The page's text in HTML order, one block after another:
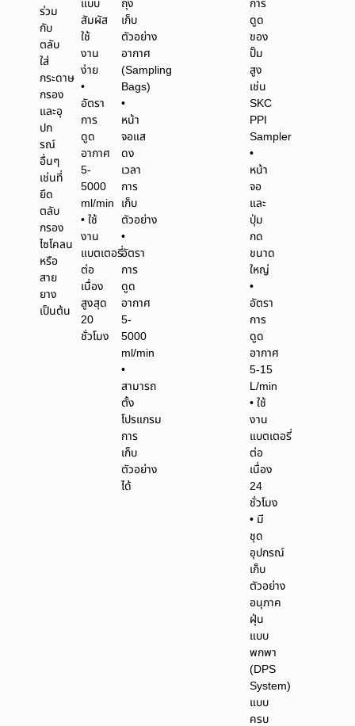
ร่วม
กับ
ตลับ
ใส่
กระดาษ
กรอง
และอุ
ปก
รณ์
อื่นๆ
เช่นที่
ยึด
ตลับ
กรอง
ไซโคลน
หรือ
สาย
ยาง
เป็นต้น
แบบ
สัมผัส
ใช้
งาน
ง่าย
•
อัตรา
การ
ดูด
อากาศ
5-
5000
ml/min
• ใช้
งาน
แบตเตอรี่
ต่อ
เนื่อง
สูงสุด
20
ชั่วโมง
ถุง
เก็บ
ตัวอย่าง
อากาศ
(Sampling
Bags)
•
หน้า
จอแส
ดง
เวลา
การ
เก็บ
ตัวอย่าง
•
อัตรา
การ
ดูด
อากาศ
5-
5000
ml/min
•
สามารถ
ตั้ง
โปรแกรม
การ
เก็บ
ตัวอย่าง
ได้
การ
ดูด
ของ
ปั๊ม
สูง
เช่น
SKC
PPI
Sampler
•
หน้า
จอ
และ
ปุ่ม
กด
ขนาด
ใหญ่
•
อัตรา
การ
ดูด
อากาศ
5-15
L/min
• ใช้
งาน
แบตเตอรี่
ต่อ
เนื่อง
24
ชั่วโมง
• มี
ชุด
อุปกรณ์
เก็บ
ตัวอย่าง
อนุภาค
ฝุ่น
แบบ
พกพา
(DPS
System)
แบบ
ครบ